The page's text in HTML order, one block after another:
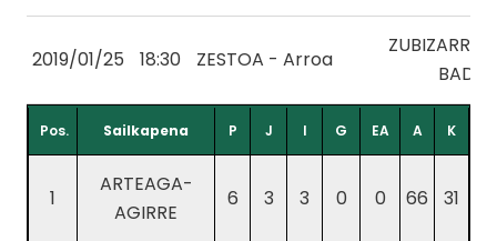
2019/01/25 18:30 ZESTOA - Arroa
Pos. Sailkapena P J I G EA A K
1
ARTEAGA-
AGIRRE
6 3 3 0 0 66 31